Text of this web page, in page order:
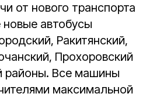
от нового транспорта
автобусы
Ракитянский,
Прохоровский
районы. Все машины
максимальной